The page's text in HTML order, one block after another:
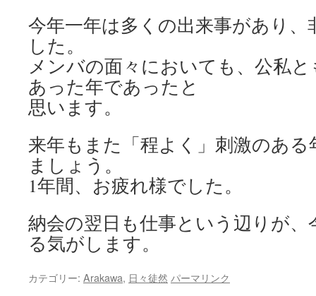
今年一年は多くの出来事があり、
した。
メンバの面々においても、公私
あった年であったと
思います。
来年もまた「程よく」刺激のあ
ましょう。
1年間、お疲れ様でした。
納会の翌日も仕事という辺りが
る気がします。
カテゴリー: Arakawa, 日々徒然 パーマリンク